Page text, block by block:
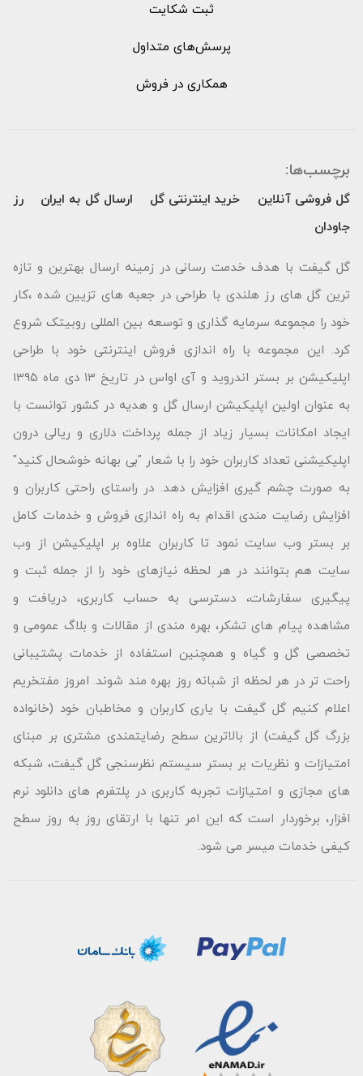
ثبت شکایت
پرسش‌های متداول
همکاری در فروش
برچسب‌ها:
گل فروشی آنلاین خرید اینترنتی گل ارسال گل به ایران
رز
جاودان
گل گیفت با هدف خدمت رسانی در زمینه ارسال بهترین و تازه
ترین گل های رز هلندی با طراحی در جعبه های تزیین شده ،کار
خود را مجموعه سرمایه گذاری و توسعه بین المللی روبیتک شروع
کرد. این مجموعه با راه اندازی فروش اینترنتی خود با طراحی
اپلیکیشن بر بستر اندروید و آی اواس در تاریخ ۱۳ دی ماه ۱۳۹۵
به عنوان اولین اپلیکیشن ارسال گل و هدیه در کشور توانست با
ایجاد امکانات بسیار زیاد از جمله پرداخت دلاری و ریالی درون
اپلیکیشنی تعداد کاربران خود را با شعار "بى بهانه خوشحال كنید"
به صورت چشم گیری افزایش دهد. در راستای راحتی کاربران و
افزایش رضایت مندی اقدام به راه اندازی فروش و خدمات کامل
بر بستر وب سایت نمود تا کاربران علاوه بر اپلیکیشن از وب
سایت هم بتوانند در هر لحظه نیازهای خود را از جمله ثبت و
پیگیری سفارشات، دسترسی به حساب کاربری، دریافت و
مشاهده پیام های تشکر، بهره مندی از مقالات و بلاگ عمومی و
تخصصی گل و گیاه و همچنین استفاده از خدمات پشتیبانی
راحت تر در هر لحظه از شبانه روز بهره مند شوند. امروز مفتخریم
اعلام کنیم گل گیفت با یاری کاربران و مخاطبان خود (خانواده
بزرگ گل گیفت) از بالاترین سطح رضایتمندی مشتری بر مبنای
امتیازات و نظریات بر بستر سیستم نظرسنجی گل گیفت، شبکه
های مجازی و امتیازات تجربه کاربری در پلتفرم های دانلود نرم
افزار، برخوردار است که این امر تنها با ارتقای روز به روز سطح
کیفی خدمات میسر می شود.